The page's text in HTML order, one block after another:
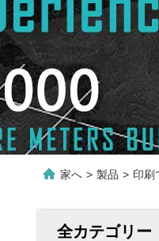
家へ > 製品 > 印刷
全カテゴリー